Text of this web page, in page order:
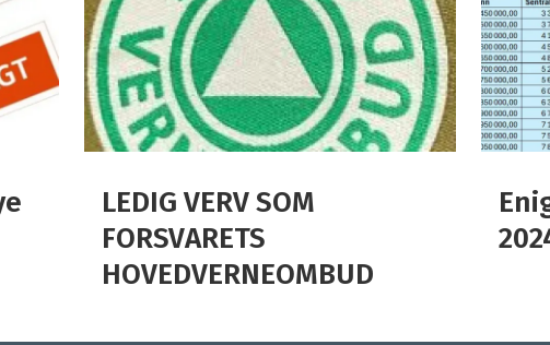
LEDIG VERV SOM
FORSVARETS
HOVEDVERNEOMBUD